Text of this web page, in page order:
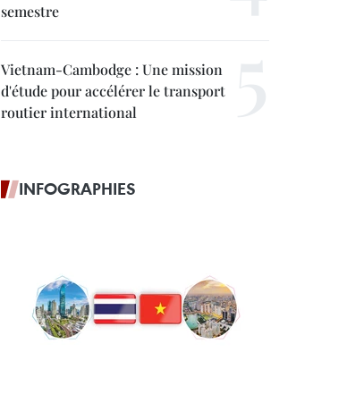
semestre
Vietnam-Cambodge : Une mission
d'étude pour accélérer le transport
routier international
INFOGRAPHIES